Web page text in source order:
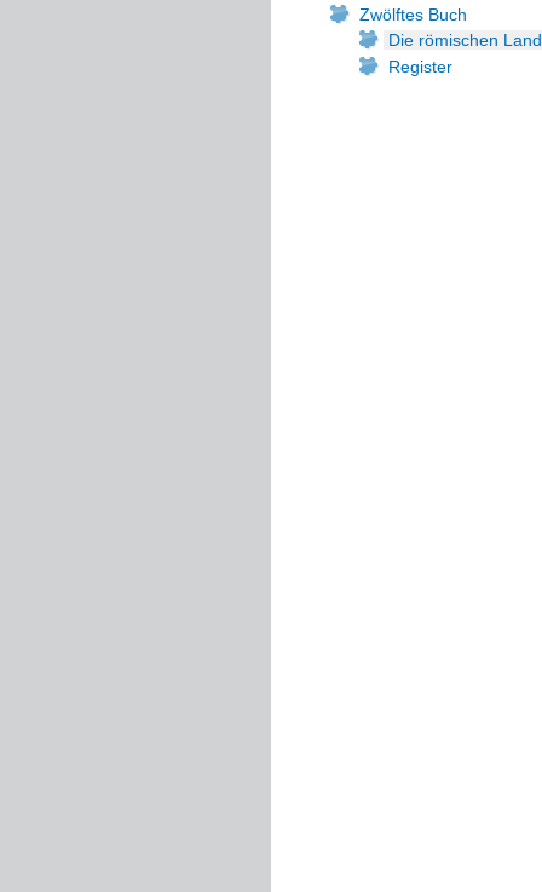
Zwölftes Buch
Die römischen
Register